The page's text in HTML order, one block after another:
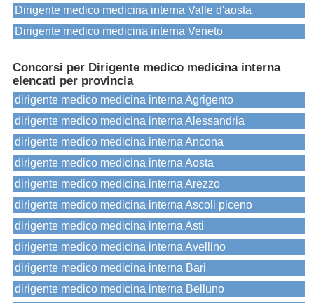
Dirigente medico medicina interna Valle d'aosta
Dirigente medico medicina interna Veneto
Concorsi per Dirigente medico medicina interna
elencati per provincia
dirigente medico medicina interna Agrigento
dirigente medico medicina interna Alessandria
dirigente medico medicina interna Ancona
dirigente medico medicina interna Aosta
dirigente medico medicina interna Arezzo
dirigente medico medicina interna Ascoli piceno
dirigente medico medicina interna Asti
dirigente medico medicina interna Avellino
dirigente medico medicina interna Bari
dirigente medico medicina interna Belluno